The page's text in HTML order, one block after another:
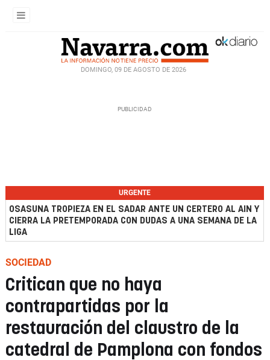
DOMINGO, 09 DE AGOSTO DE 2026
URGENTE
OSASUNA TROPIEZA EN EL SADAR ANTE UN CERTERO AL AIN Y
CIERRA LA PRETEMPORADA CON DUDAS A UNA SEMANA DE LA
LIGA
SOCIEDAD
Critican que no haya
contrapartidas por la
restauración del claustro de la
catedral de Pamplona con fondos